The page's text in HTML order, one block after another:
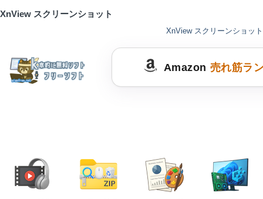
XnView スクリーンショット
XnView スクリーンショット
Amazon 売れ筋ラ